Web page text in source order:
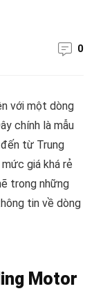
0
với một dòng
chính là mẫu
đến từ Trung
giá khá rẻ
trong những
tin về dòng
Motor